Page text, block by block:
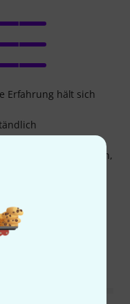
Erfahrung hält sich
bei dieser Gitarre
bemerkbar machen,
aktuellem Stand
scheint Staub